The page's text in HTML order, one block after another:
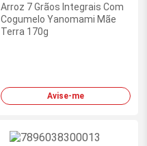
Arroz 7 Grãos Integrais Com
Cogumelo Yanomami Mãe
Terra 170g
Avise-me